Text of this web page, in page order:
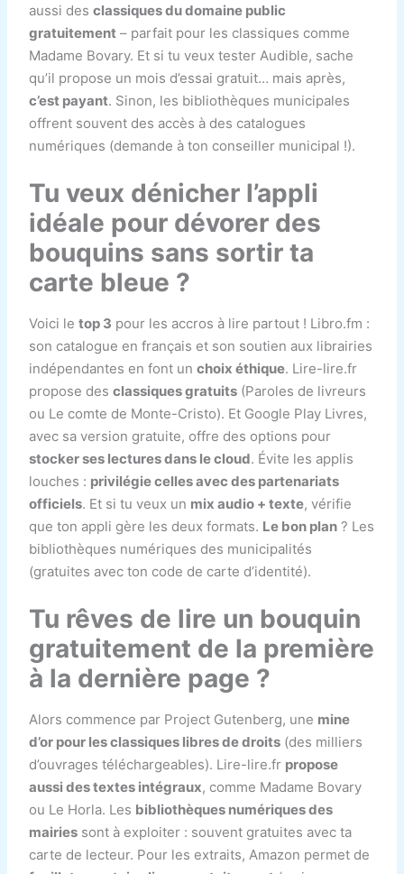
aussi desclassiques du domaine public
gratuitement – parfait pour les classiques comme
Madame Bovary. Et si tu veux tester Audible, sache
qu’il propose un mois d’essai gratuit… mais après,
c’est payant. Sinon, les bibliothèques municipales
offrent souvent des accès à des catalogues
numériques (demande à ton conseiller municipal !).
Tu veux dénicher l’appli
idéale pour dévorer des
bouquins sans sortir ta
carte bleue ?
Voici letop 3 pour les accros à lire partout ! Libro.fm :
son catalogue en français et son soutien aux librairies
indépendantes en font unchoix éthique. Lire-lire.fr
propose desclassiques gratuits (Paroles de livreurs
ou Le comte de Monte-Cristo). Et Google Play Livres,
avec sa version gratuite, offre des options pour
stocker ses lectures dans le cloud. Évite les applis
louches : privilégie celles avec des partenariats
officiels. Et si tu veux un mix audio + texte, vérifie
que ton appli gère les deux formats. Le bon plan ? Les
bibliothèques numériques des municipalités
(gratuites avec ton code de carte d’identité).
Tu rêves de lire un bouquin
gratuitement de la première
à la dernière page ?
Alors commence par Project Gutenberg, une mine
d’or pour les classiques libres de droits (des milliers
d’ouvrages téléchargeables). Lire-lire.fr propose
aussi des textes intégraux, comme Madame Bovary
ou Le Horla. Les bibliothèques numériques des
mairies sont à exploiter : souvent gratuites avec ta
carte de lecteur. Pour les extraits, Amazon permet de